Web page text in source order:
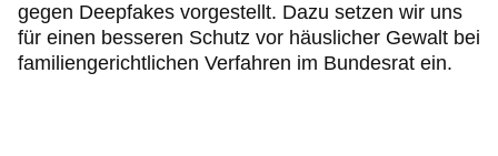
gegen Deepfakes vorgestellt. Dazu setzen wir uns
für einen besseren Schutz vor häuslicher Gewalt bei
familiengerichtlichen Verfahren im Bundesrat ein.